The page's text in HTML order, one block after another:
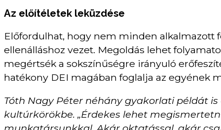
Az előítéletek leküzdése
Előfordulhat, hogy nem minden alkalmazott
ellenálláshoz vezet. Megoldás lehet
megértsék a sokszínűségre irányuló
hatékony DEI magában foglalja az egyének
Tóth Nagy Péter néhány gyakorlati példát
kultúrkörökbe. „Érdekes lehet